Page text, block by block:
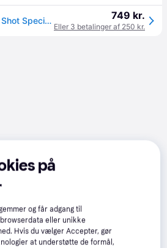
Savage Gear SG4 Drop Shot Specialist 7,4 Fod 2-12g 749 kr.
Eller 3 betalinger af 250 kr.
på
og får adgang til
eller unikke
Hvis du vælger Accepter, gør
at understøtte de formål,